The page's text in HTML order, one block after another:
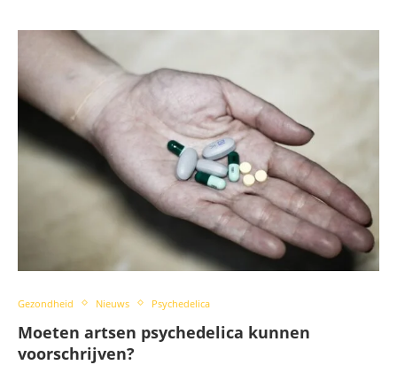
Gezondheid Nieuws Psychedelica
Moeten artsen psychedelica kunnen
voorschrijven?